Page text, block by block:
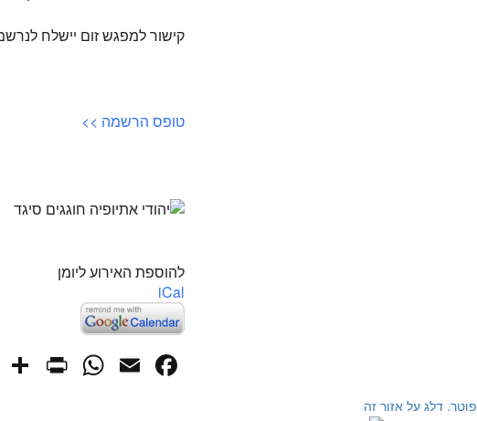
קישור למפגש זום יישלח
טופס הרשמה >>
להוספת האירוע ליומן
iCal
Facebook
Email
פוטר. דלג על אזור זה